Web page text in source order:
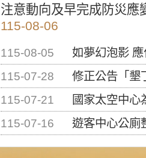
注意動向及早完成防災應
115-08-06
115-08-05
如夢幻泡影
115-07-28
修正公告「墾丁國家公
115-07-21
國家太空中心為辦理
115-07-16
遊客中心公廁